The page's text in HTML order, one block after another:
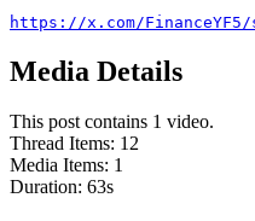
https://x.com/FinanceYF5/
Media Details
This post contains 1 video.
Thread Items: 12
Media Items: 1
Duration: 63s